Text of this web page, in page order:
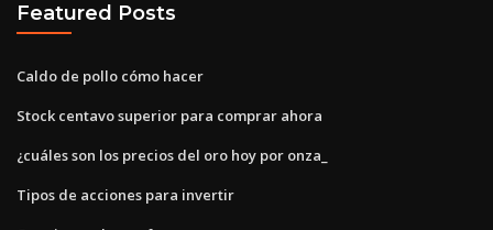
Featured Posts
Caldo de pollo cómo hacer
Stock centavo superior para comprar ahora
¿cuáles son los precios del oro hoy por onza_
Tipos de acciones para invertir